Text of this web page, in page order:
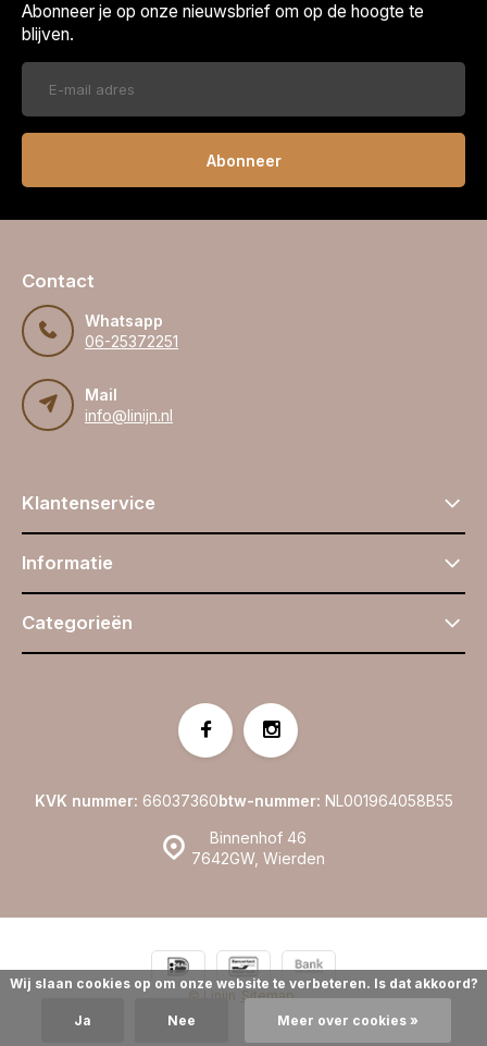
Abonneer je op onze nieuwsbrief om op de hoogte te
blijven.
Abonneer
Contact
Whatsapp
06-25372251
Mail
info@linijn.nl
Klantenservice
Informatie
Categorieën
Binnenhof 46
7642GW, Wierden
KVK nummer: 66037360btw-nummer: NL001964058B55
© Linijn Sitemap
Wij slaan cookies op om onze website te verbeteren. Is dat akkoord?
Ja Nee Meer over cookies »